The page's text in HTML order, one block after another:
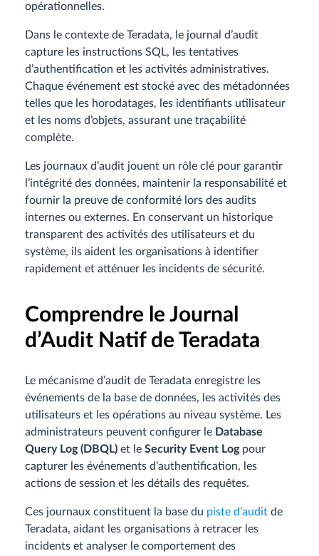
opérationnelles.
Dans le contexte de Teradata, le journal d’audit
capture les instructions SQL, les tentatives
d’authentification et les activités administratives.
Chaque événement est stocké avec des métadonnées
telles que les horodatages, les identifiants utilisateur
et les noms d’objets, assurant une traçabilité
complète.
Les journaux d’audit jouent un rôle clé pour garantir
l’intégrité des données, maintenir la responsabilité et
fournir la preuve de conformité lors des audits
internes ou externes. En conservant un historique
transparent des activités des utilisateurs et du
système, ils aident les organisations à identifier
rapidement et atténuer les incidents de sécurité.
Comprendre le Journal
d’Audit Natif de Teradata
Le mécanisme d’audit de Teradata enregistre les
événements de la base de données, les activités des
utilisateurs et les opérations au niveau système. Les
administrateurs peuvent configurer le Database
Query Log (DBQL) et le Security Event Logpour
capturer les événements d’authentification, les
actions de session et les détails des requêtes.
Ces journaux constituent la base du piste d’audit de
Teradata, aidant les organisations à retracer les
incidents et analyser le comportement des